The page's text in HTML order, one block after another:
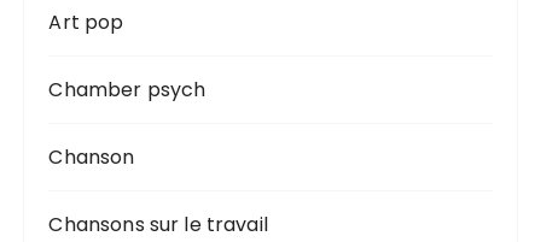
Art pop
Chamber psych
Chanson
Chansons sur le travail